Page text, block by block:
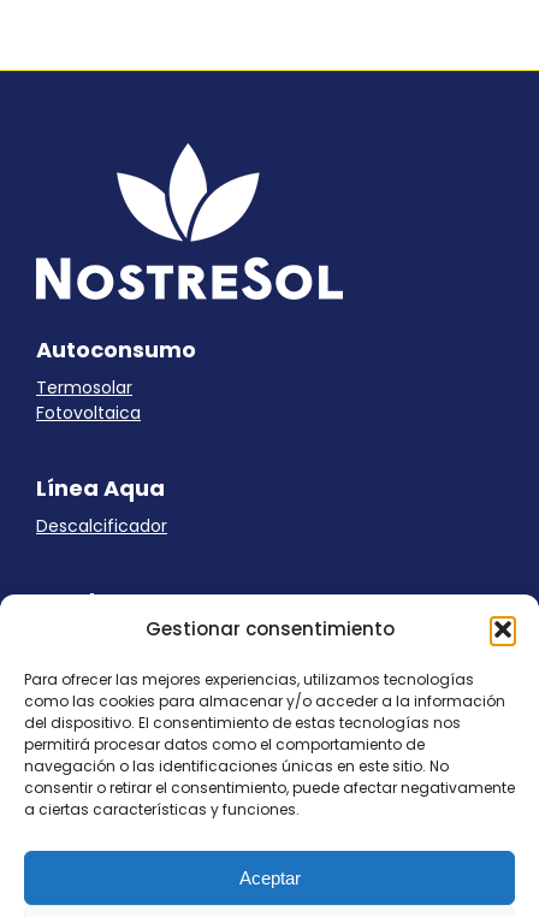
Gestionar consentimiento
Para ofrecer las mejores experiencias, utilizamos tecnologías
como las cookies para almacenar y/o acceder a la información
del dispositivo. El consentimiento de estas tecnologías nos
permitirá procesar datos como el comportamiento de
navegación o las identificaciones únicas en este sitio. No
consentir o retirar el consentimiento, puede afectar negativamente
a ciertas características y funciones.
Aceptar
Autoconsumo
Termosolar
Fotovoltaica
Línea Aqua
Descalcificador
Ayuda
Panel Cookies
Política de privacidad
contacto@nostresol.com
Canal de Denuncias
Trabaja con nosotros